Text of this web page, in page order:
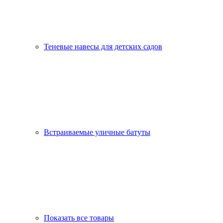
Теневые навесы для детских садов
Встраиваемые уличные батуты
Показать все товары